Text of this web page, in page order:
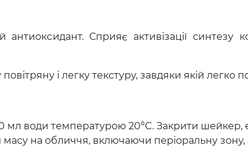
Сприяє активізації синтезу
і легку текстуру, завдяки якій легко
мл води температурою 20°C. Закрити шейкер,
масу на обличчя, включаючи періоральну